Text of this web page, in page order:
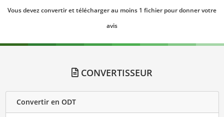
Vous devez convertir et télécharger au moins 1 fichier pour donner votre
avis
CONVERTISSEUR
Convertir en ODT